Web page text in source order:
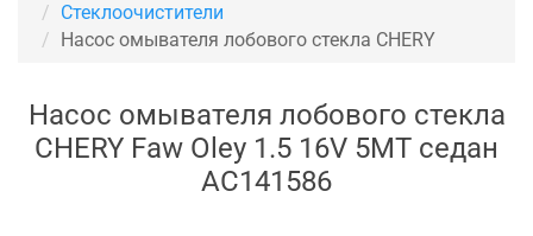
Стеклоочистители
Насос омывателя лобового стекла CHERY
Насос омывателя лобового стекла
CHERY Faw Oley 1.5 16V 5MT седан
AC141586